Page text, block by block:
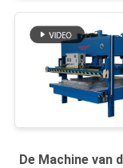
De Machine van